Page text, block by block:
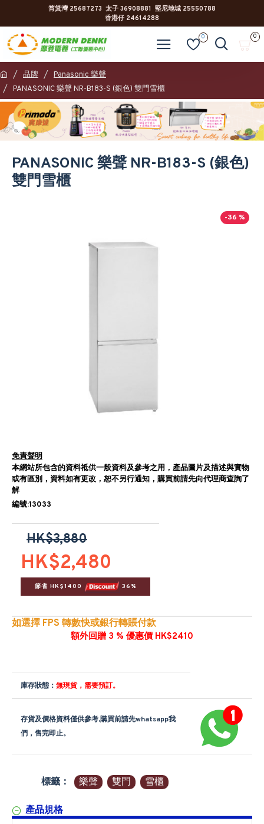
筲箕灣 25687273 太子 36908881 堅尼地城 25550788
香港仔 24614288
0 0
品牌
Panasonic 樂聲
PANASONIC 樂聲 NR-B183-S (銀色) 雙門雪櫃
PANASONIC 樂聲 NR-B183-S (銀色)
雙門雪櫃
-36 %
免責聲明
本網站所包含的資料祗供一般資料及參考之用，產品圖片及描述與實物
或有區別，資料如有更改，恕不另行通知，購買前請先向代理商查詢了
解
編號:13033
HK$2,480
HK$3,880
節省 HK$1400 36%
如選擇 FPS 轉數快或銀行轉賬付款
額外回贈 3 % 優惠價 HK$2410
庫存狀態： 無現貨，需要預訂。
存貨及價格資料僅供參考,購買前請先whatsapp我
們，售完即止。
標籤： 樂聲 雙門 雪櫃
產品規格